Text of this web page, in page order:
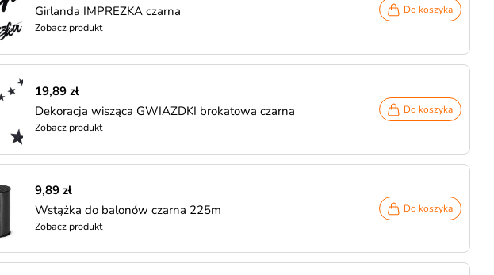
Girlanda IMPREZKA czarna
Zobacz produkt
Do koszyka
19,89 zł
Dekoracja wisząca GWIAZDKI brokatowa czarna
Zobacz produkt
Do koszyka
9,89 zł
Wstążka do balonów czarna 225m
Zobacz produkt
Do koszyka